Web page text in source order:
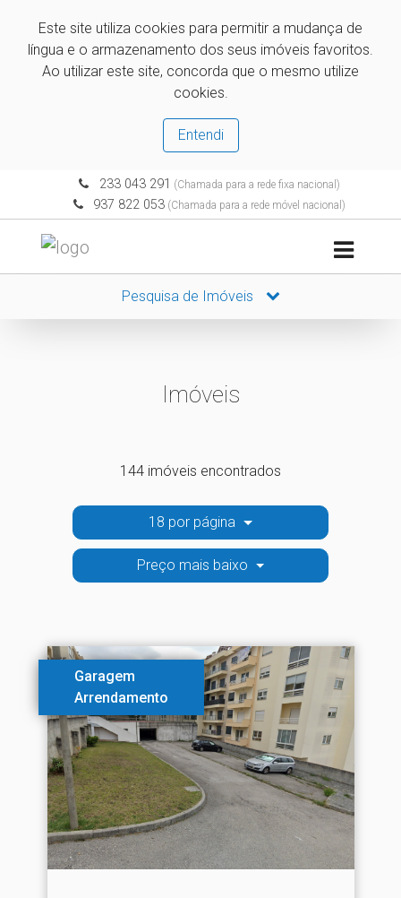
Este site utiliza cookies para permitir a mudança de
língua e o armazenamento dos seus imóveis favoritos.
Ao utilizar este site, concorda que o mesmo utilize
cookies.
Entendi
233 043 291 (Chamada para a rede fixa nacional)
937 822 053 (Chamada para a rede móvel nacional)
Pesquisa de Imóveis
Imóveis
144 imóveis encontrados
18 por página
Preço mais baixo
Garagem
Arrendamento